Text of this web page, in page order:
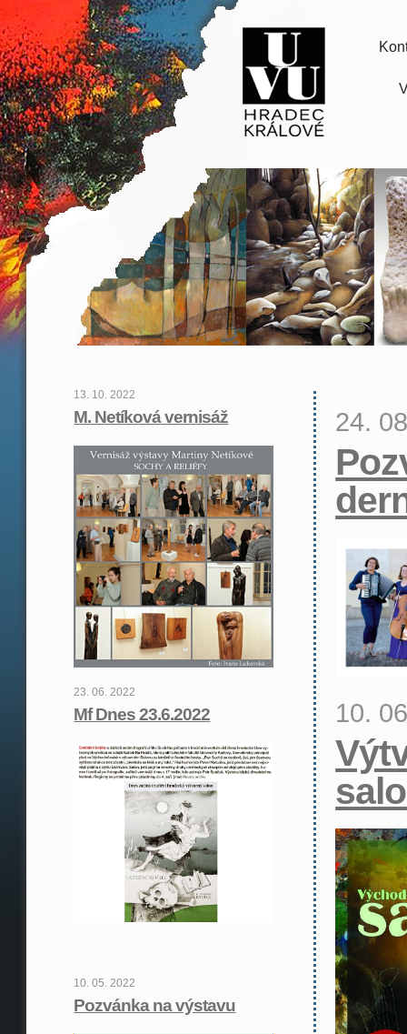
13. 10. 2022
M. Netíková vernisáž
23. 06. 2022
Mf Dnes 23.6.2022
10. 05. 2022
Pozvánka na výstavu
24.
10.